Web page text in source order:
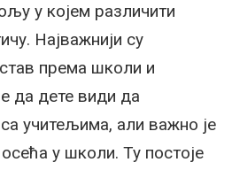
у којем различити
Најважнији су
према школи и
да дете види да
учитељима, али важно је
у школи. Ту постоје